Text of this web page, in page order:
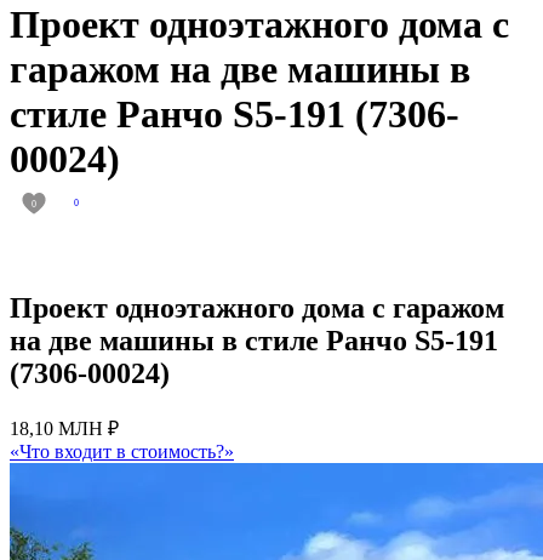
Проект одноэтажного дома с
гаражом на две машины в
стиле Ранчо S5-191 (7306-
00024)
0 0
Проект одноэтажного дома с гаражом
на две машины в стиле Ранчо S5-191
(7306-00024)
18,10 МЛН ₽
«Что входит в стоимость?»